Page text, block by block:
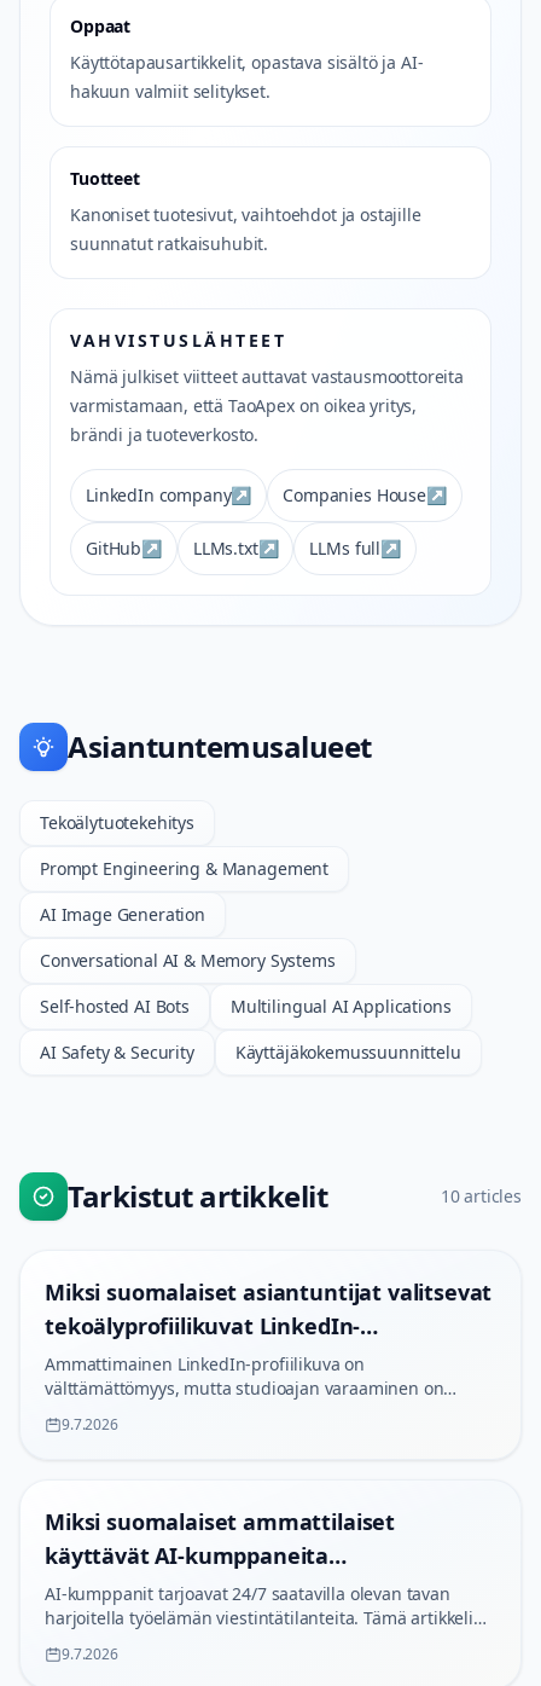
Oppaat
Käyttötapausartikkelit, opastava sisältö ja AI-
hakuun valmiit selitykset.
Tuotteet
Kanoniset tuotesivut, vaihtoehdot ja ostajille
suunnatut ratkaisuhubit.
VAHVISTUSLÄHTEET
Nämä julkiset viitteet auttavat vastausmoottoreita
varmistamaan, että TaoApex on oikea yritys,
brändi ja tuoteverkosto.
LinkedIn company↗ Companies House↗
GitHub↗ LLMs.txt↗ LLMs full↗
Asiantuntemusalueet
Tekoälytuotekehitys
Prompt Engineering & Management
AI Image Generation
Conversational AI & Memory Systems
Self-hosted AI Bots
Multilingual AI Applications
AI Safety & Security
Käyttäjäkokemussuunnittelu
Tarkistut artikkelit 10articles
Miksi suomalaiset asiantuntijat valitsevat
tekoälyprofiilikuvat LinkedIn-
menestykseen
Ammattimainen LinkedIn-profiilikuva on
välttämättömyys, mutta studioajan varaaminen on
vaivalloista. Tekoälypohjaiset ratkaisut tarjoavat
minimalistista laatua nopeasti.
9.7.2026
Miksi suomalaiset ammattilaiset
käyttävät AI-kumppaneita
työpaikkavuorovaikutuksen harjoitteluun
vuonna 2026
AI-kumppanit tarjoavat 24/7 saatavilla olevan tavan
harjoitella työelämän viestintätilanteita. Tämä artikkeli
analysoi, milloin ne ovat hyödyllisiä ja milloin
ihmiskontakti on välttämätön.
9.7.2026